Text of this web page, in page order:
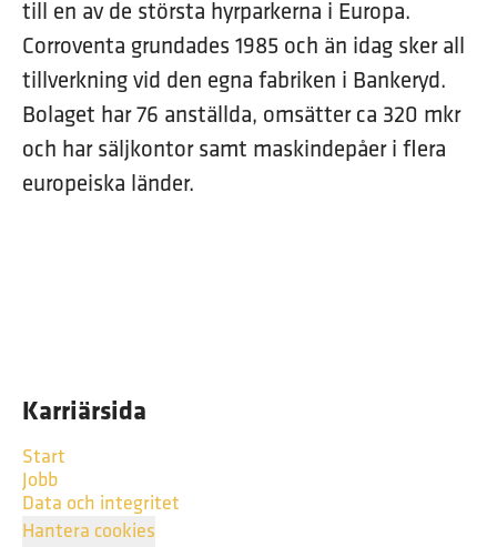
till en av de största hyrparkerna i Europa.
Corroventa grundades 1985 och än idag sker all
tillverkning vid den egna fabriken i Bankeryd.
Bolaget har 76 anställda, omsätter ca 320 mkr
och har säljkontor samt maskindepåer i flera
europeiska länder.
Karriärsida
Start
Jobb
Data och integritet
Hantera cookies